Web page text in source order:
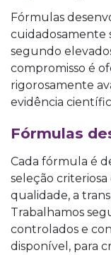
Fórmulas
cuidadosamente
segundo
compromisso é
rigorosamente
evidência
​Fórmulas
Cada fórmula é
seleção
qualidade, a
Trabalhamos
controlados e
disponível, para